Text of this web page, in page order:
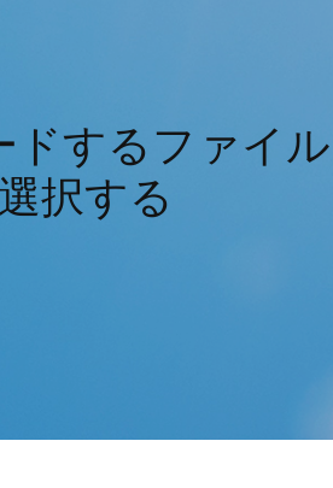
ドするファイル
択する